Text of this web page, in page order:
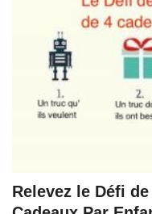
Relevez le Défi